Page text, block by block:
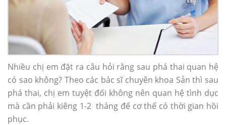
Nhiều chị em đặt ra câu hỏi rằng sau phá thai quan hệ
có sao không? Theo các bác sĩ chuyên khoa Sản thì sau
phá thai, chị em tuyệt đối không nên quan hệ tình dục
mà cần phải kiêng 1-2 tháng để cơ thể có thời gian hồi
phục.